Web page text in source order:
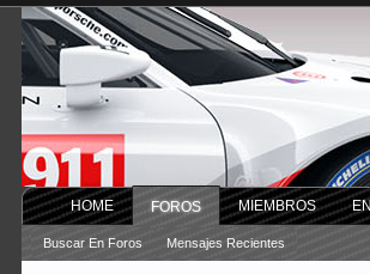
HOME FOROS
Buscar En Foros Mensajes Recientes
MIEMBROS